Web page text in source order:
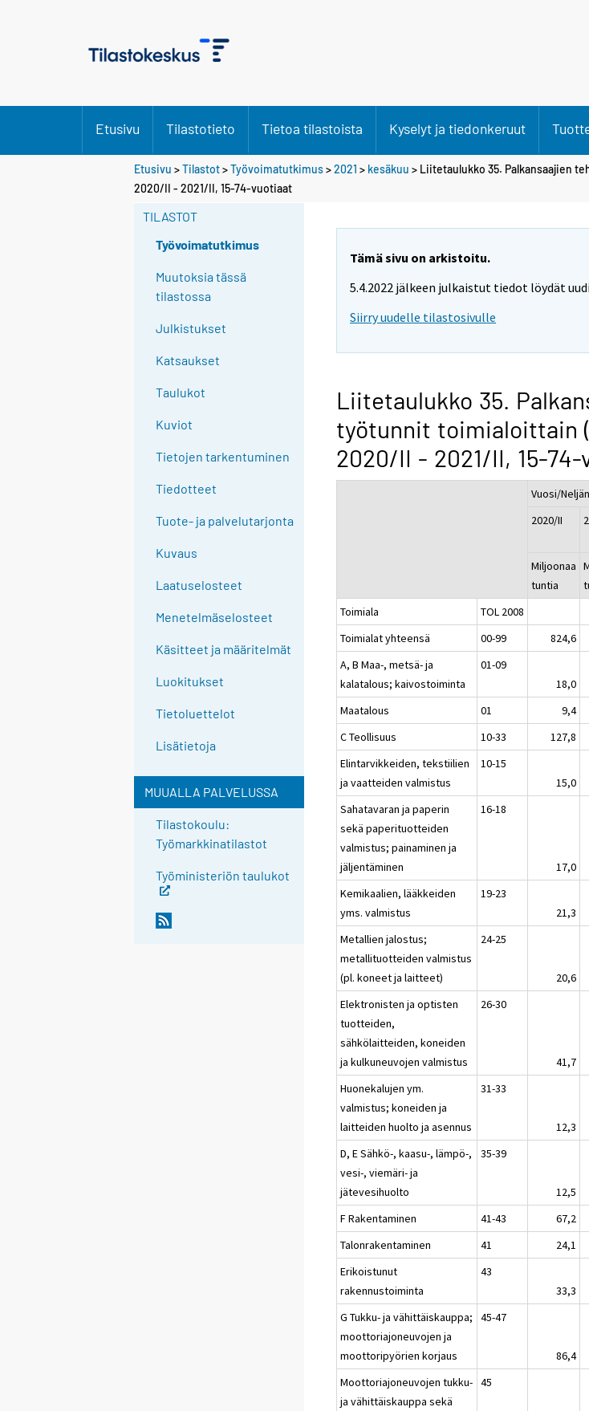
Etusivu Tilastotieto Tietoa tilastoista Kyselyt ja tiedonkeruut
Etusivu >Tilastot>Työvoimatutkimus>2021 > kesäkuu > Liitetaulukko 35. Palkansaajien
2020/II - 2021/II, 15-74-vuotiaat
TILASTOT
Työvoimatutkimus
Muutoksia tässä
tilastossa
Julkistukset
Katsaukset
Taulukot
Kuviot
Tietojen tarkentuminen
Tiedotteet
Tuote- ja palvelutarjonta
Kuvaus
Laatuselosteet
Menetelmäselosteet
Käsitteet ja määritelmät
Luokitukset
Tietoluettelot
Lisätietoja
MUUALLA PALVELUSSA
Tilastokoulu:
Työmarkkinatilastot
Työministeriön taulukot
Tämä sivu on arkistoitu.
5.4.2022 jälkeen julkaistut tiedot löydät
Siirry uudelle tilastosivulle
Liitetaulukko 35.
työtunnit toimialoittain
2020/II - 2021/II, 15-
Vuosi/
2020/II
Miljoonaa
tuntia
Toimiala
TOL 2008
Toimialat yhteensä
00-99 824,6
A, B Maa-, metsä- ja
kalatalous; kaivostoiminta
01-09
18,0
Maatalous
01 9,4
C Teollisuus
10-33 127,8
Elintarvikkeiden, tekstiilien
ja vaatteiden valmistus
10-15
15,0
Sahatavaran ja paperin
sekä paperituotteiden
valmistus; painaminen ja
jäljentäminen
16-18
17,0
Kemikaalien, lääkkeiden
yms. valmistus
19-23
21,3
Metallien jalostus;
metallituotteiden valmistus
(pl. koneet ja laitteet)
24-25
20,6
Elektronisten ja optisten
tuotteiden,
sähkölaitteiden, koneiden
ja kulkuneuvojen valmistus
26-30
41,7
Huonekalujen ym.
valmistus; koneiden ja
laitteiden huolto ja asennus
31-33
12,3
D, E Sähkö-, kaasu-, lämpö-,
vesi-, viemäri- ja
jätevesihuolto
35-39
12,5
F Rakentaminen
41-43 67,2
Talonrakentaminen
41 24,1
Erikoistunut
rakennustoiminta
43
33,3
G Tukku- ja vähittäiskauppa;
moottoriajoneuvojen ja
moottoripyörien korjaus
45-47
86,4
Moottoriajoneuvojen tukku-
ja vähittäiskauppa sekä
45